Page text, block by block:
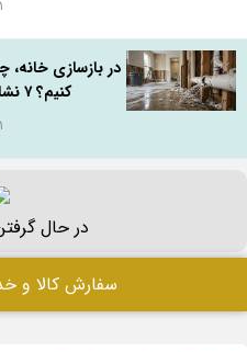
در بازسازی خانه،
کنیم؟ ۷ نشانه‌ای که نباید نادیده بگیرید
در حال
سفارش کالا و